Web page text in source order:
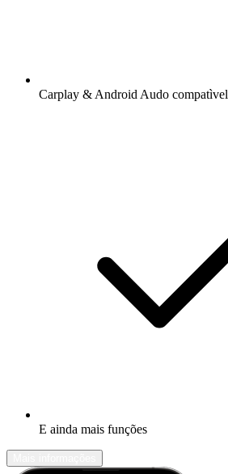
Carplay & Android Audo compatìvel
E ainda mais funções